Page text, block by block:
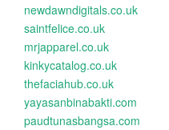
newdawndigitals.co.uk
saintfelice.co.uk
mrjapparel.co.uk
kinkycatalog.co.uk
thefaciahub.co.uk
yayasanbinabakti.com
paudtunasbangsa.com